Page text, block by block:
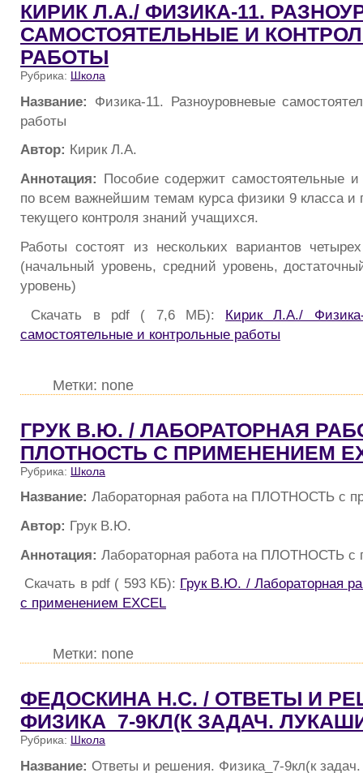
КИРИК Л.А./ ФИЗИКА-11.
САМОСТОЯТЕЛЬНЫЕ И
РАБОТЫ
Рубрика: Школа
Название: Физика-11. Разноуровневые
работы
Автор: Кирик Л.А.
Аннотация: Пособие содержит самостоятельные
по всем важнейшим темам курса физики 9 класса и
текущего контроля знаний учащихся.
Работы состоят из нескольких вариантов
(начальный уровень, средний уровень,
уровень)
Скачать в pdf ( 7,6 МБ): Кирик Л.А./
самостоятельные и контрольные работы
Метки: none
ГРУК В.Ю. / ЛАБОРАТОРНАЯ
ПЛОТНОСТЬ С ПРИМЕНЕНИЕМ
Рубрика: Школа
Название: Лабораторная работа на ПЛОТНОСТЬ с
Автор: Грук В.Ю.
Аннотация: Лабораторная работа на ПЛОТНОСТЬ с
Скачать в pdf ( 593 КБ): Грук В.Ю. / Лабораторная
с применением EXCEL
Метки: none
ФЕДОСКИНА Н.С. / ОТВЕТЫ И
ФИЗИКА_7-9КЛ(К ЗАДАЧ.
Рубрика: Школа
Название: Ответы и решения. Физика_7-9кл(к